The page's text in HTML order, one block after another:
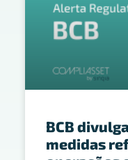
BCB
medidas